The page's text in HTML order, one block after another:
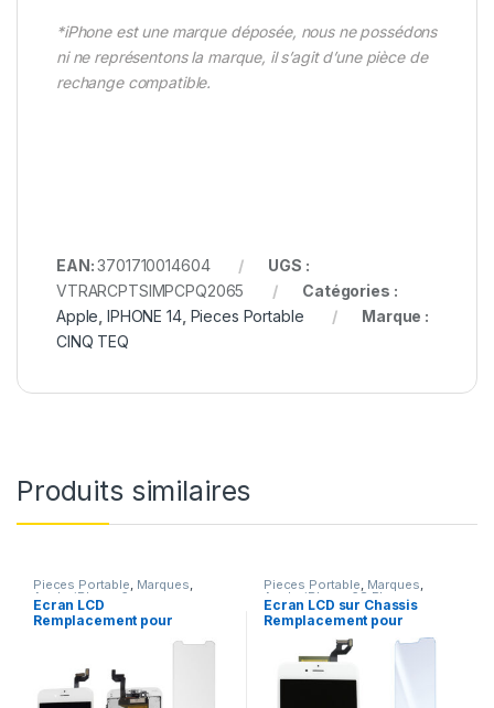
*iPhone est une marque déposée, nous ne possédons
ni ne représentons la marque, il s’agit d’une pièce de
rechange compatible.
EAN:3701710014604
UGS :
VTRARCPTSIMPCPQ2065
Catégories :
Apple ,IPHONE 14, Pieces Portable
Marque :
CINQ TEQ
Produits similaires
Pieces Portable, Marques,
Apple iPhone 6s
Ecran LCD
Remplacement pour
Pieces Portable, Marques,
Apple iPhone 6S Plus
Ecran LCD sur Chassis
Remplacement pour
iPhone 6S Plus Blanc